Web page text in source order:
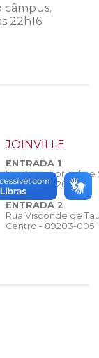
câmpus.
22h16
JOINVILLE
ENTRADA 1
Rua Senador
Centro - 89201-440
ENTRADA 2
Rua Visconde de
Centro - 89203-005